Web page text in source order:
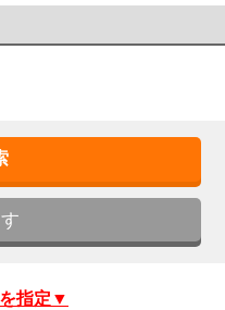
指定▼